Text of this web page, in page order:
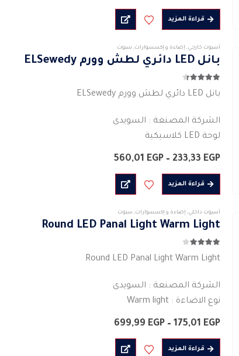
القوة الفعلية للمنتج : 6 واط – 12 واط -…
قراءة المزيد
أسبوت خارجي , إضاءة و إكسسوارات , سبوت
بانل LED دائري لطش وورم ELSewedy
بانل LED دائري لطش وورم ELSewedy
الشركة المصنعة : السويدى
لوحة LED كلاسيكية
الشكل : دائرى
القوة الفعلية للمنتج : 6 واط – 12 واط -…
233,33 EGP
–
560,01 EGP
نطاق
قراءة المزيد
أسبوت داخلي , إضاءة و إكسسوارات , سبوت
Round LED Panal Light Warm Light
Round LED Panal Light Warm Light
الشركة المصنعة : السويدى
نوع الاضاءة : Warm light
القدرة الفعلية (واط) 3 واط / 6 واط / 12 واط / 18 واط /…
175,01 EGP
–
699,99 EGP
قراءة المزيد